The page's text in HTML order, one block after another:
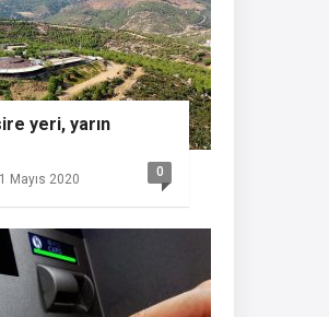
yeri, yarın
Mayıs 2020 0